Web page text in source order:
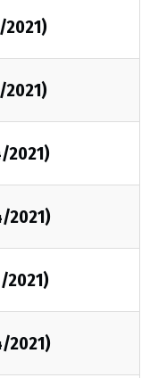
2021)
2021)
2021)
2021)
2021)
2021)